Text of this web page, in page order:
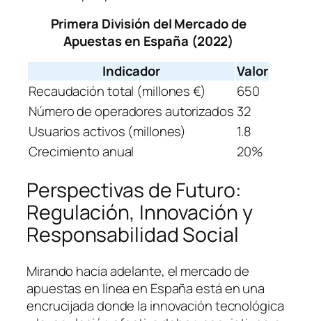
Primera División del Mercado de
Apuestas en España (2022)
Indicador
Valor
Recaudación total (millones €)
650
Número de operadores autorizados 32
Usuarios activos (millones)
1.8
Crecimiento anual
20%
Perspectivas de Futuro:
Regulación, Innovación y
Responsabilidad Social
Mirando hacia adelante, el mercado de
apuestas en línea en España está en una
encrucijada donde la innovación tecnológica